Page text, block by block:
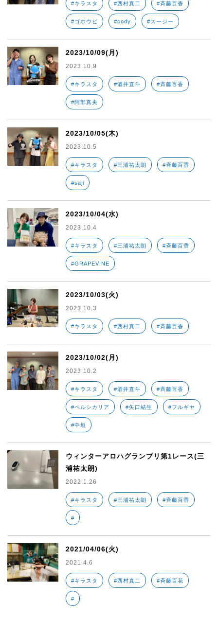
#キラスタ #西村真二 #斉藤百香
#ゴホウビ #cody #スージー
2023/10/09(月)
2023.10.9
#キラスタ #酒井直斗 #斉藤百香
#阿部真央
2023/10/05(木)
2023.10.5
#キラスタ #三浦祐太朗 #斉藤百香
#saji
2023/10/04(水)
2023.10.4
#キラスタ #三浦祐太朗 #斉藤百香
#GRAPEVINE
2023/10/03(火)
2023.10.3
#キラスタ #西村真二 #斉藤百香
2023/10/02(月)
2023.10.2
#キラスタ #酒井直斗 #斉藤百香
#ペルシカリア #矢口結生 #フルギヤ
#中垣
ウィンターアロハグランプリ第1レース(三
浦祐太朗)
2022.1.26
#キラスタ #三浦祐太朗 #斉藤百香
#
2021/04/06(火)
2021.4.6
#キラスタ #西村真二 #斉藤百花
#